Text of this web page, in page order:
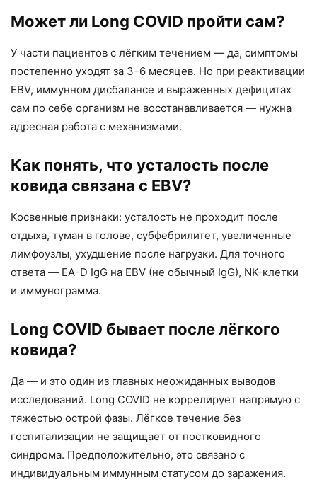
Может ли Long COVID пройти сам?
У части пациентов с лёгким течением — да, симптомы
постепенно уходят за 3–6 месяцев. Но при реактивации
EBV, иммунном дисбалансе и выраженных дефицитах
сам по себе организм не восстанавливается — нужна
адресная работа с механизмами.
Как понять, что усталость после
ковида связана с EBV?
Косвенные признаки: усталость не проходит после
отдыха, туман в голове, субфебрилитет, увеличенные
лимфоузлы, ухудшение после нагрузки. Для точного
ответа — EA-D IgG на EBV (не обычный IgG), NK-клетки
и иммунограмма.
Long COVID бывает после лёгкого
ковида?
Да — и это один из главных неожиданных выводов
исследований. Long COVID не коррелирует напрямую с
тяжестью острой фазы. Лёгкое течение без
госпитализации не защищает от постковидного
синдрома. Предположительно, это связано с
индивидуальным иммунным статусом до заражения.